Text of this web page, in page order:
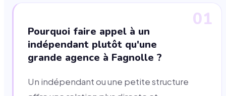
01
Pourquoi faire appel à un
indépendant plutôt qu'une
grande agence à Fagnolle ?
Un indépendant ou une petite structure